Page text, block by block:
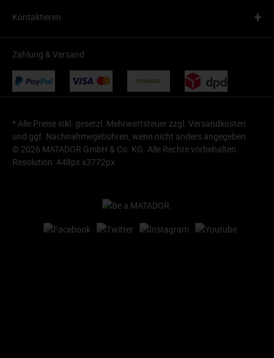
Kontaktieren +
Zahlung & Versand
* Alle Preise inkl. gesetzl. Mehrwertsteuer zzgl. Versandkosten
und ggf. Nachnahmegebühren, wenn nicht anders angegeben.
© 2026 MATADOR GmbH & Co. KG. Alle Rechte vorbehalten.
Resolution: 448px x3772px